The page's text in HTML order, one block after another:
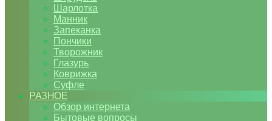
Шарлотка
Манник
Запеканка
Пончики
Творожник
Глазурь
Коврижка
Суфле
РАЗНОЕ
Обзор интернета
Бытовые вопросы